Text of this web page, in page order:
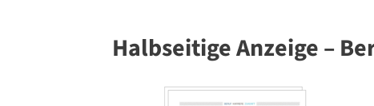
Halbseitige Anzeige –